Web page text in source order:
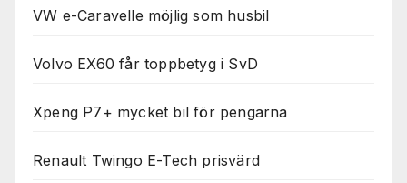
VW e-Caravelle möjlig som husbil
Volvo EX60 får toppbetyg i SvD
Xpeng P7+ mycket bil för pengarna
Renault Twingo E-Tech prisvärd